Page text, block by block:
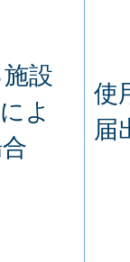
設
よ
使
届